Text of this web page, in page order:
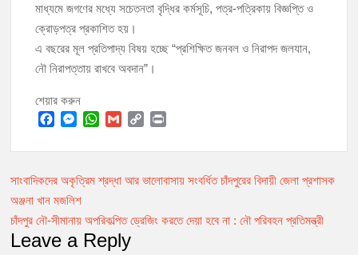
মাধ্যমে জগণের মধ্যে সচেতনতা বৃদ্ধির কর্মসূচি, পত্র-পত্রিকায় বিজ্ঞপ্তি ও
ক্রোড়পত্র প্রকাশিত হয়।
এ বছরের মূল প্রতিপাদ্য বিষয় হচ্ছে “প্রশিক্ষিত জনবল ও নিরাপদ জলযান,
নৌ নিরাপত্তায় রাখবে অবদান”।
শেয়ার করুন
a
e
b
o
k
e
s
e
n
e
h
t
A
p
p
m
i
o
y
k
r
n
Post
navigation
সাংবাদিকদের অকৃত্রিম শ্রদ্ধা আর ভালোবাসায় সংবর্ধিত চাঁদপুরের বিদায়ী জেলা প্রশাসক
অঞ্জনা খান মজলিশ
চাঁদপুর নৌ-সীমানায় অপরিকল্পিত ড্রেজিং করতে দেয়া হবে না : নৌ পরিবহন প্রতিমন্ত্রী
Leave a Reply